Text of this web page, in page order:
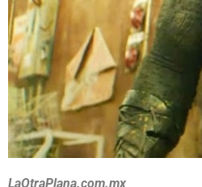
LaOtraPlana.com.mx